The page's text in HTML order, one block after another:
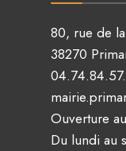
80, rue de
38270
Ouverture
Du lundi au